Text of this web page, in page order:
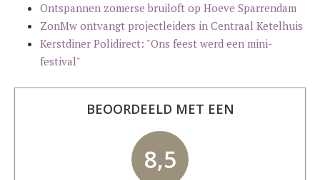
Ontspannen zomerse bruiloft op Hoeve Sparrendam
ZonMw ontvangt projectleiders in Centraal Ketelhuis
Kerstdiner Polidirect: "Ons feest werd een mini-
festival"
BEOORDEELD MET EEN
8,5